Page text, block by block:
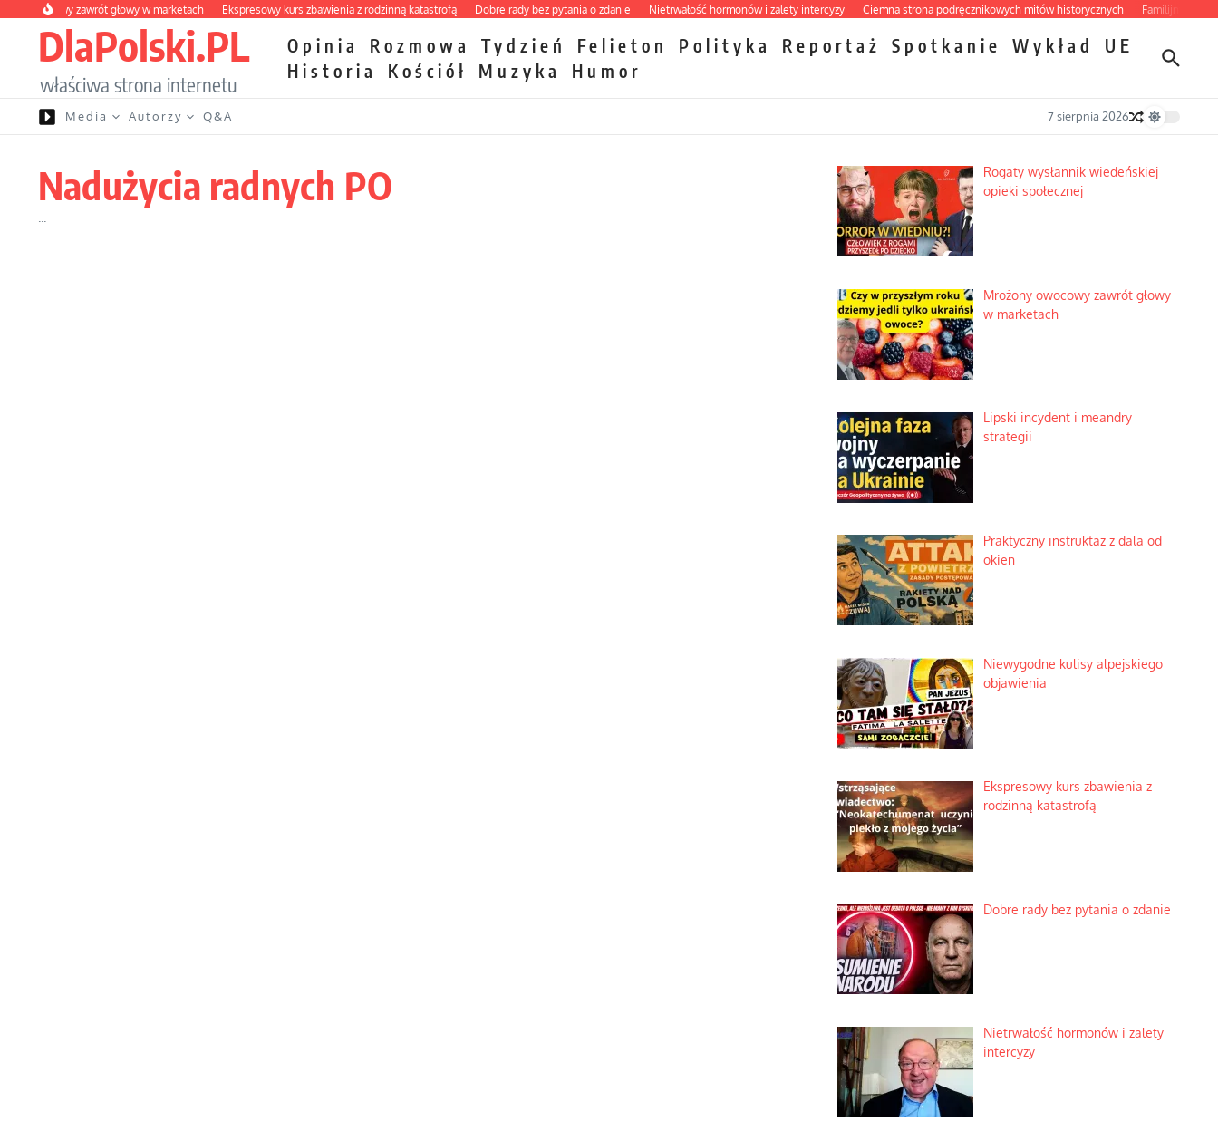
Przejdź do treścizawrót głowy w marketach Ekspresowy kurs zbawienia z rodzinną katastrofą Dobre rady bez pytania o zdanie Nietrwałość hormonów i zalety intercyzy Ciemna strona podręcznikowych mitów historycznych Familijny spór o
DlaPolski.PL
właściwa strona internetu
Opinia Rozmowa Tydzień Felieton Polityka Reportaż Spotkanie Wykład
UE
Historia
Kościół Muzyka Humor
Media Autorzy Q&A 7 sierpnia 2026
Nadużycia radnych PO
Rogaty wysłannik wiedeńskiej
opieki społecznej
Mrożony owocowy zawrót głowy
w marketach
Lipski incydent i meandry
strategii
Praktyczny instruktaż z dala od
okien
Niewygodne kulisy alpejskiego
objawienia
Ekspresowy kurs zbawienia z
rodzinną katastrofą
Dobre rady bez pytania o zdanie
Nietrwałość hormonów i zalety
intercyzy